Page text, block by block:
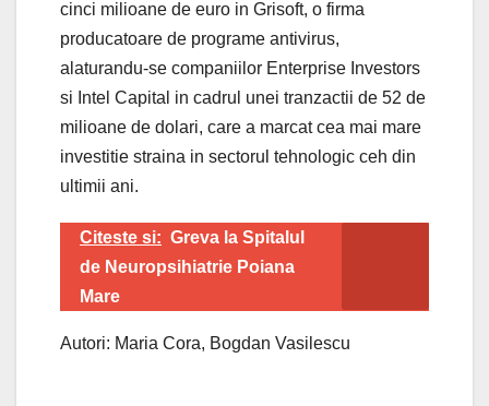
cinci milioane de euro in Grisoft, o firma
producatoare de programe antivirus,
alaturandu-se companiilor Enterprise Investors
si Intel Capital in cadrul unei tranzactii de 52 de
milioane de dolari, care a marcat cea mai mare
investitie straina in sectorul tehnologic ceh din
ultimii ani.
Citeste si: Greva la Spitalul
de Neuropsihiatrie Poiana
Mare
Autori: Maria Cora, Bogdan Vasilescu